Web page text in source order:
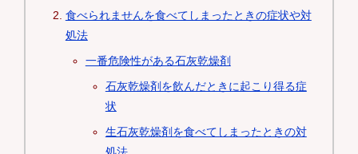
食べられませんを食べてしまったときの症状や対
処法
一番危険性がある石灰乾燥剤
石灰乾燥剤を飲んだときに起こり得る症
状
生石灰乾燥剤を食べてしまったときの対